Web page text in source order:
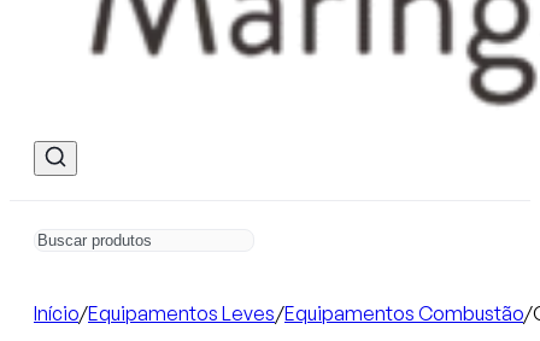
Início/Equipamentos Leves/Equipamentos Combustão/